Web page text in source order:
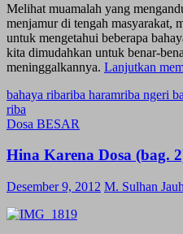
Melihat muamalah yang
menjamur di tengah masyarakat,
untuk mengetahui beberapa
kita dimudahkan untuk benar-
meninggalkannya. Lanjutkan
bahaya ribariba haramriba ngeri
riba
Dosa BESAR
Hina Karena Dosa (bag.
Desember 9, 2012 M. Sulhan